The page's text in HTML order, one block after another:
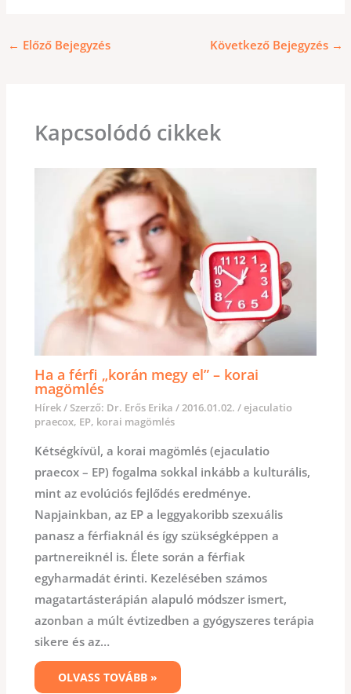
← Előző Bejegyzés Következő Bejegyzés →
Kapcsolódó cikkek
Ha a férfi „korán megy el” – korai
magömlés
Hírek/ Szerző: Dr. Erős Erika/2016.01.02./ejaculatio
praecox, EP, korai magömlés
Kétségkívül, a korai magömlés (ejaculatio
praecox – EP) fogalma sokkal inkább a kulturális,
mint az evolúciós fejlődés eredménye.
Napjainkban, az EP a leggyakoribb szexuális
panasz a férfiaknál és így szükségképpen a
partnereiknél is. Élete során a férfiak
egyharmadát érinti. Kezelésében számos
magatartásterápián alapuló módszer ismert,
azonban a múlt évtizedben a gyógyszeres terápia
sikere és az…
OLVASS TOVÁBB »